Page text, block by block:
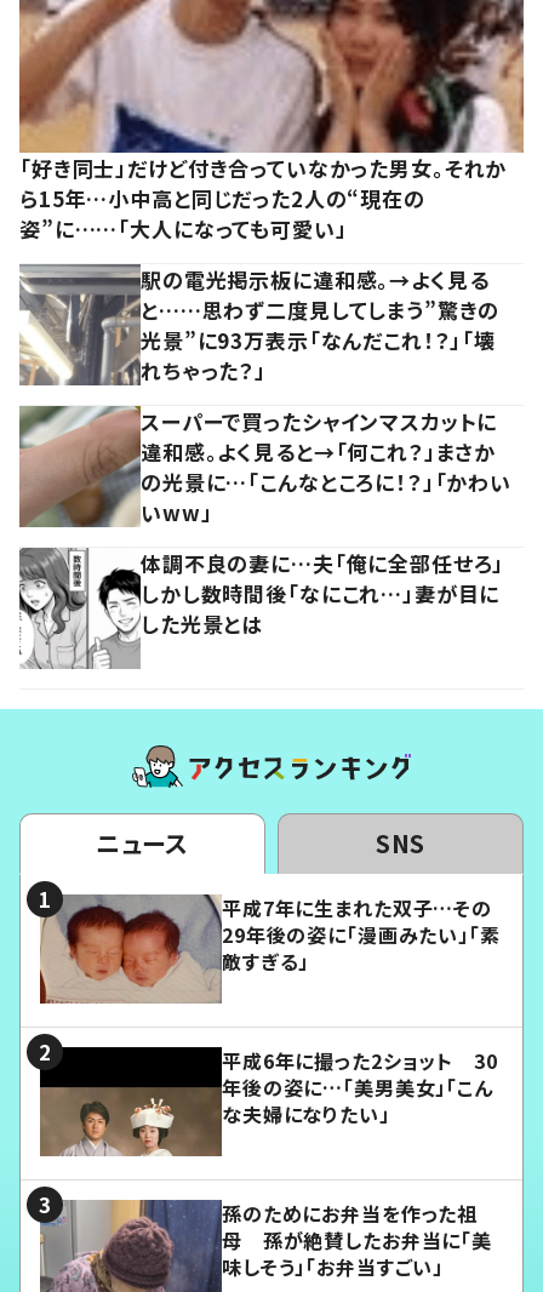
「好き同士」だけど付き合っていなかった男女。それか
ら15年…小中高と同じだった2人の“現在の
姿”に……「大人になっても可愛い」
駅の電光掲示板に違和感。→よく見る
と……思わず二度見してしまう”驚きの
光景”に93万表示「なんだこれ！？」「壊
れちゃった？」
スーパーで買ったシャインマスカットに
違和感。よく見ると→「何これ？」まさか
の光景に…「こんなところに！？」「かわい
いww」
体調不良の妻に…夫「俺に全部任せろ」
しかし数時間後「なにこれ…」妻が目に
した光景とは
ニュース SNS
平成7年に生まれた双子…その
29年後の姿に「漫画みたい」「素
敵すぎる」
平成6年に撮った2ショット 30
年後の姿に…「美男美女」「こん
な夫婦になりたい」
孫のためにお弁当を作った祖
母 孫が絶賛したお弁当に「美
味しそう」「お弁当すごい」